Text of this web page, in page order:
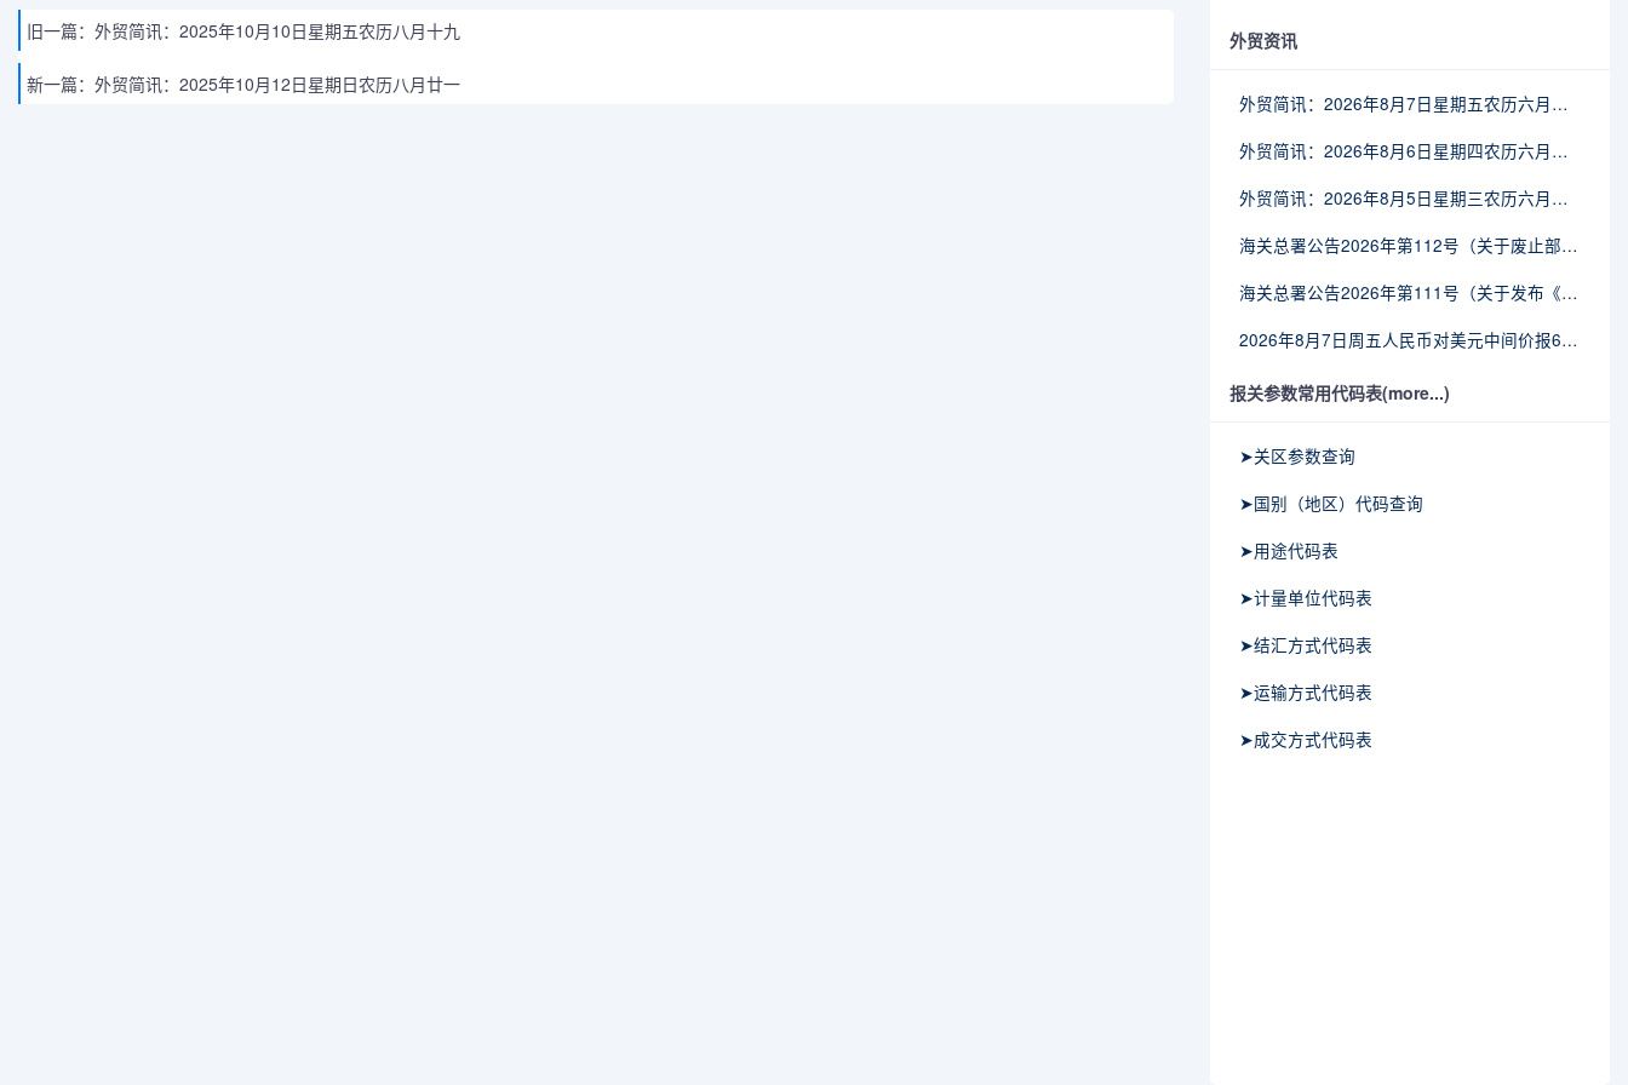
旧一篇： 外贸简讯：2025年10月10日星期五农历八月十九
新一篇： 外贸简讯：2025年10月12日星期日农历八月廿一
外贸资讯
外贸简讯：2026年8月7日星期五农历六月廿五
外贸简讯：2026年8月6日星期四农历六月廿四
外贸简讯：2026年8月5日星期三农历六月廿三
海关总署公告2026年第112号（关于废止部分卫生检疫类规范性文件的公告）
海关总署公告2026年第111号（关于发布《进出境动植物检疫处理监督管理工作规定》《进出境卫生处理监督管理工作规定》的公告）
2026年8月7日周五人民币对美元中间价报6.7904调贬9个基点
报关参数常用代码表(more...)
➤关区参数查询
➤国别（地区）代码查询
➤用途代码表
➤计量单位代码表
➤结汇方式代码表
➤运输方式代码表
➤成交方式代码表